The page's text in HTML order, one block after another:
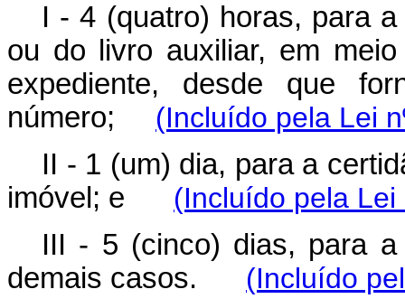
I - 4 (quatro) horas, para
ou do livro auxiliar, em
expediente, desde que
número; (Incluído pela Lei
II - 1 (um) dia, para a
imóvel; e (Incluído pela
III - 5 (cinco) dias, para
demais casos. (Incluído